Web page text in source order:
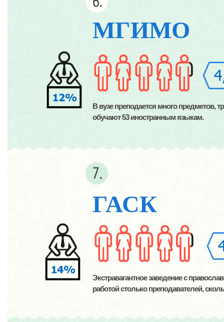
МГИМО
В вузе преподается много предметов,
обучают 53 иностранным языкам.
ГАСК
Экстравагантное заведение с
работой столько преподавателей,